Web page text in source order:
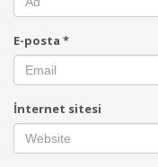
E-posta *
İnternet sitesi